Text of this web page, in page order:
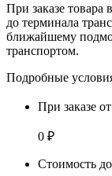
При заказе товара
до терминала
ближайшему
транспортом.
Подробные
При заказе
0 ₽
Стоимость